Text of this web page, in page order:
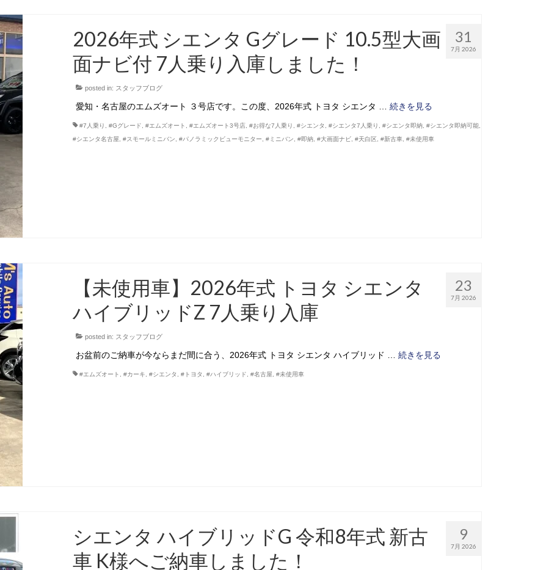
31
7月 2026
2026年式 シエンタ Gグレード 10.5型大画
面ナビ付 7人乗り入庫しました！
posted in: スタッフブログ
愛知・名古屋のエムズオート ３号店です。この度、2026年式 トヨタ シエンタ …続きを見る
#7人乗り ,#Gグレード ,#エムズオート ,#エムズオート3号店 ,#お得な7人乗り ,#シエンタ ,#シエンタ7人乗り ,#シエンタ即納 ,#シエンタ即納可能
#シエンタ名古屋
,#スモールミニバン ,#パノラミックビューモニター ,#ミニバン ,#即納 ,#大画面ナビ ,#天白区 ,#新古車 ,#未使用車
23
7月 2026
【未使用車】2026年式 トヨタ シエンタ
ハイブリッドZ 7人乗り入庫
posted in: スタッフブログ
お盆前のご納車が今ならまだ間に合う、2026年式 トヨタ シエンタ ハイブリッド …続きを見る
#エムズオート ,#カーキ ,#シエンタ ,#トヨタ ,#ハイブリッド ,#名古屋 ,#未使用車
9
7月 2026
シエンタ ハイブリッドG 令和8年式 新古
車 K様へご納車しました！